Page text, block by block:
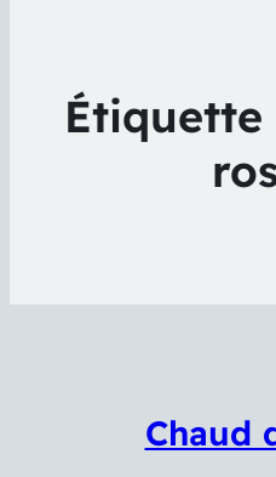
Étiquette
Chaud